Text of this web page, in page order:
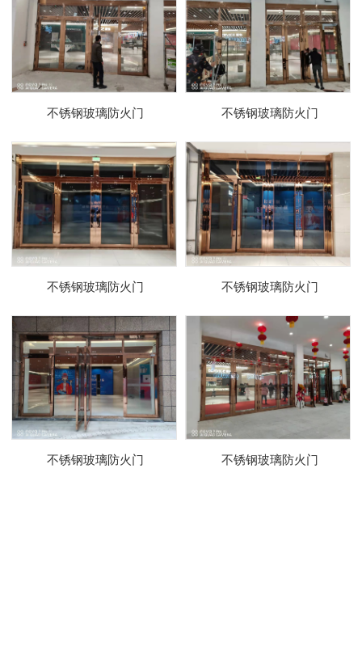
不锈钢玻璃防火门 不锈钢玻璃防火门
不锈钢玻璃防火门 不锈钢玻璃防火门
不锈钢玻璃防火门 不锈钢玻璃防火门